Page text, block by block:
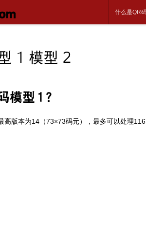
什么是QR
高版本为14（73×73码元），最多可以处理